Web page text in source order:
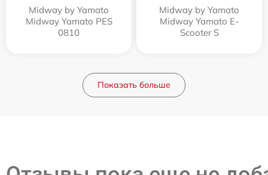
Midway by Yamato
Midway Yamato PES
0810
Midway by Yamato
Midway Yamato E-
Scooter S
Показать больше